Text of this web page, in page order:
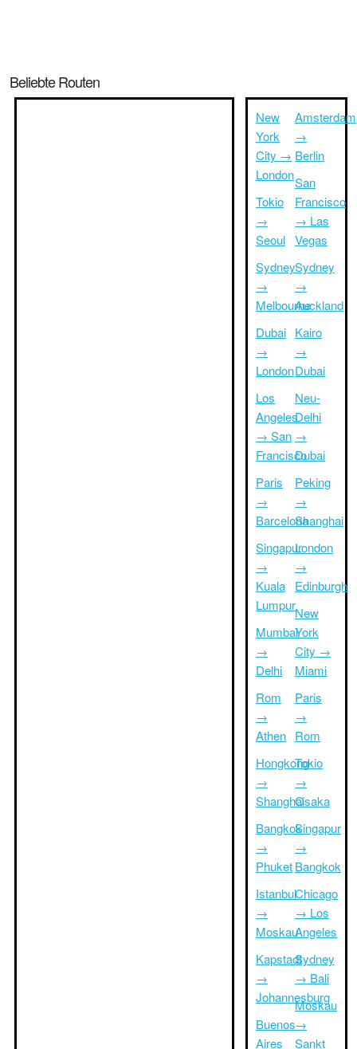
Beliebte Routen
New
York
City →
London
Tokio
→
Seoul
Sydney
→
Melbourne
Dubai
→
London
Los
Angeles
→ San
Francisco
Paris
→
Barcelona
Singapur
→
Kuala
Lumpur
Mumbai
→
Delhi
Rom
→
Athen
Hongkong
→
Shanghai
Bangkok
→
Phuket
Istanbul
→
Moskau
Kapstadt
→
Johannesburg
Buenos
Aires
Amsterdam
→
Berlin
San
Francisco
→ Las
Vegas
Sydney
→
Auckland
Kairo
→
Dubai
Neu-
Delhi
→
Dubai
Peking
→
Shanghai
London
→
Edinburgh
New
York
City →
Miami
Paris
→
Rom
Tokio
→
Osaka
Singapur
→
Bangkok
Chicago
→ Los
Angeles
Sydney
→ Bali
Moskau
→
Sankt